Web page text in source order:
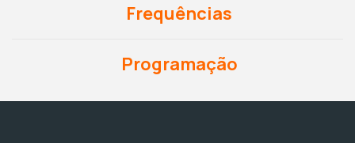
Frequências
Programação